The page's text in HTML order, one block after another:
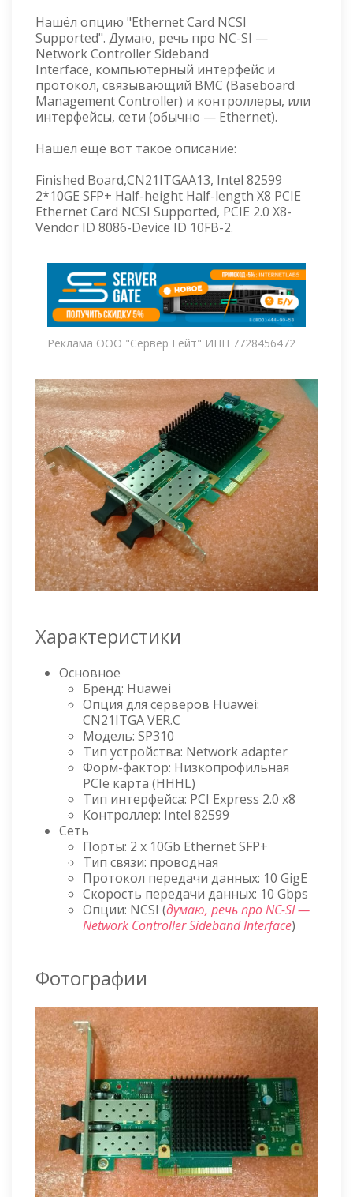
Нашёл опцию "Ethernet Card NCSI
Supported". Думаю, речь про NC-SI —
Network Controller Sideband
Interface, компьютерный интерфейс и
протокол, связывающий BMC (Baseboard
Management Controller) и контроллеры, или
интерфейсы, сети (обычно — Ethernet).
Нашёл ещё вот такое описание:
Finished Board,CN21ITGAA13, Intel 82599
2*10GE SFP+ Half-height Half-length X8 PCIE
Ethernet Card NCSI Supported, PCIE 2.0 X8-
Vendor ID 8086-Device ID 10FB-2.
Реклама ООО "Сервер Гейт" ИНН 7728456472
Характеристики
Основное
Брeнд: Huawei
Опция для серверов Huawei:
CN21ITGA VER.C
Модель: SP310
Тип устройства: Network adapter
Форм-фактор: Низкопрофильная
PCIe карта (HHHL)
Тип интерфейса: PCI Express 2.0 x8
Контроллер: Intel 82599
Сеть
Порты: 2 x 10Gb Ethernet SFP+
Тип связи: проводная
Протокол передачи данных: 10 GigE
Скорость передачи данных: 10 Gbps
Опции: NCSI (думаю, речь про NC-SI —
Network Controller Sideband Interface)
Фотографии